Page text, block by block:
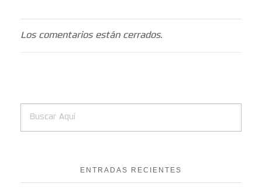
Los comentarios están cerrados.
ENTRADAS RECIENTES